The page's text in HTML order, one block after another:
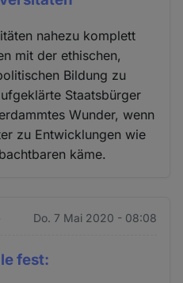
nahezu komplett
mit der ethischen,
Bildung zu
Staatsbürger
Wunder, wenn
zu Entwicklungen wie
käme.
Do. 7 Mai 2020 - 08:08
fest: